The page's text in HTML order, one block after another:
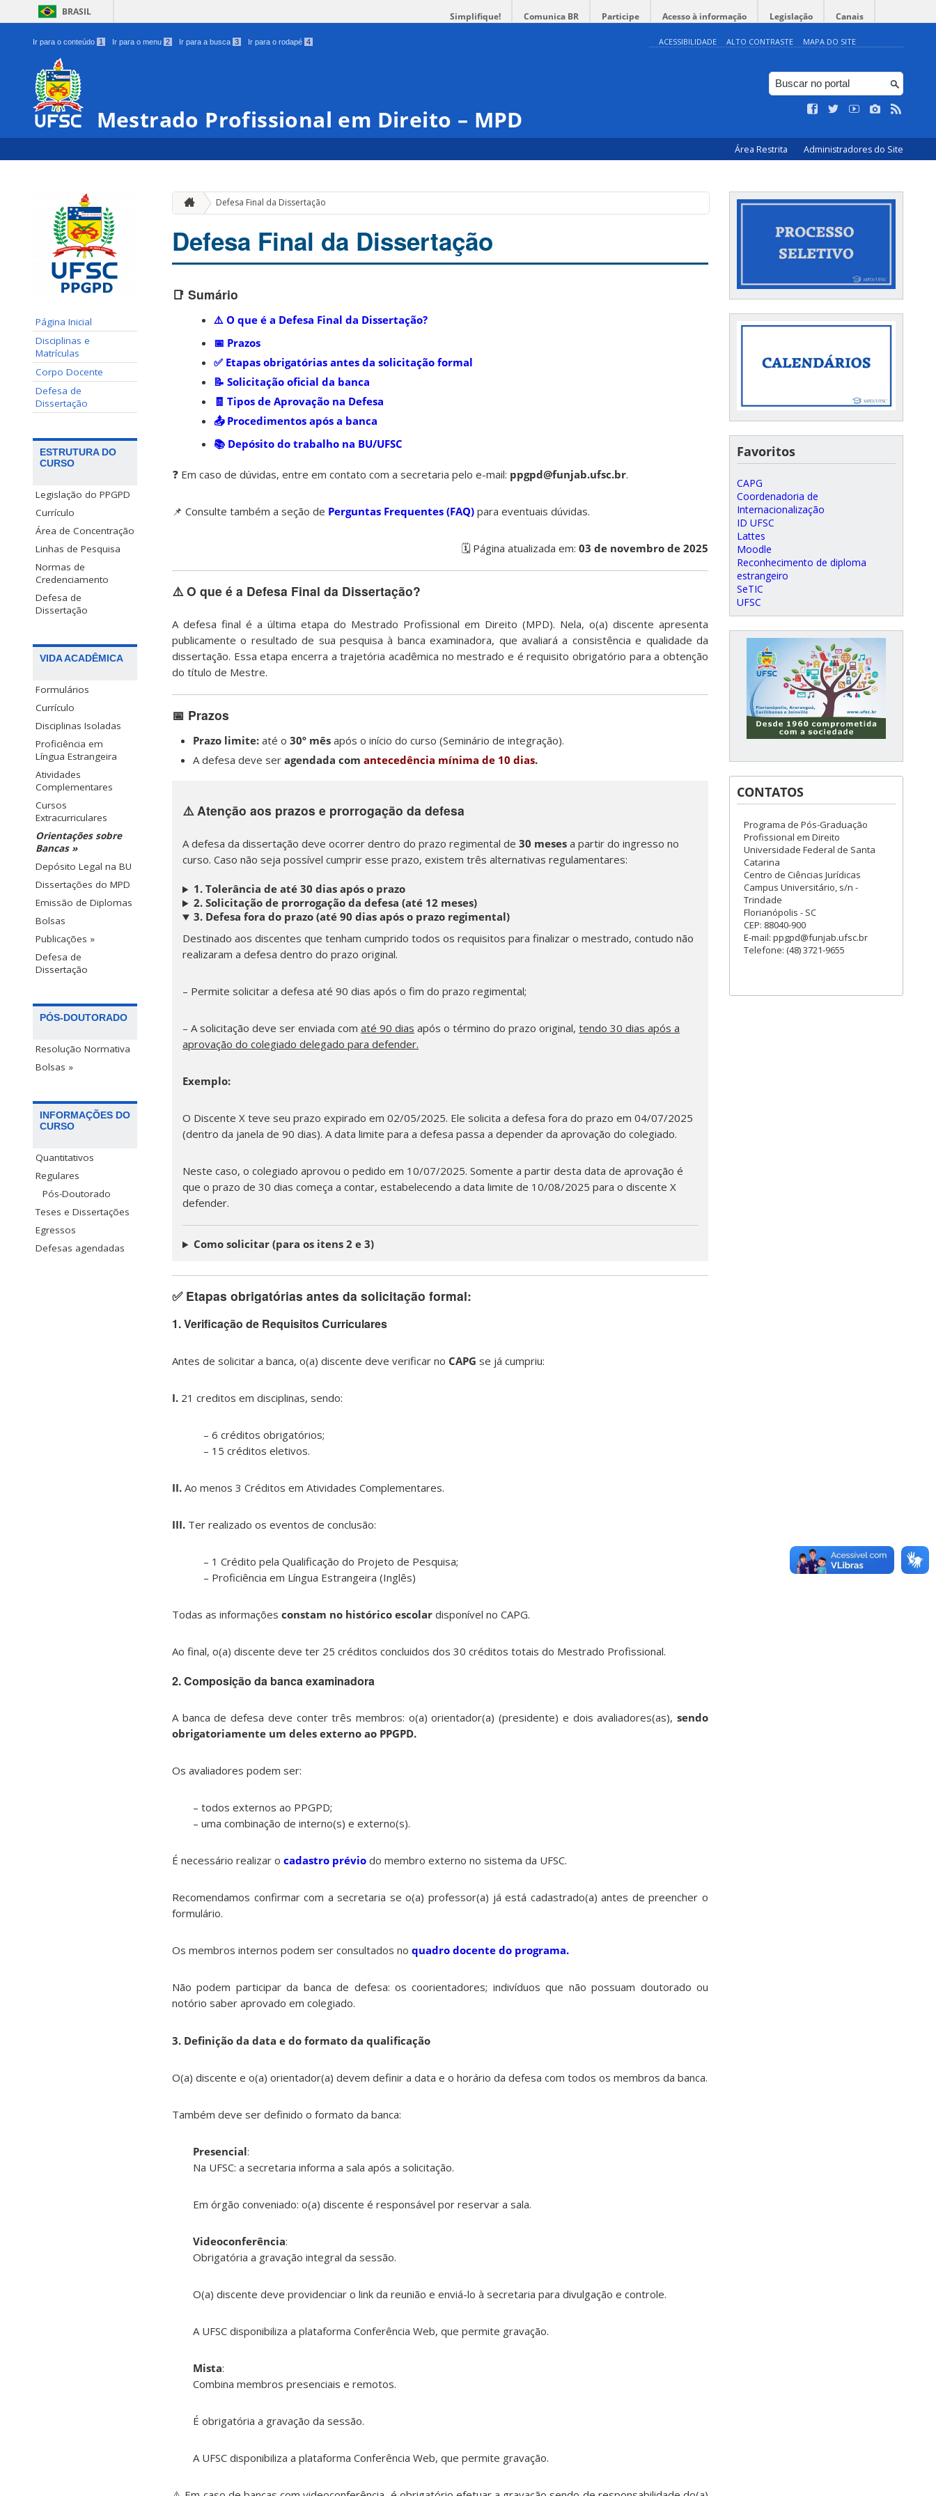
BRASIL Simplifique! Comunica BR Participe Acesso à informação Legislação Canais
Ir para o conteúdo 1 Ir para o menu 2 Ir para a busca 3 Ir para o rodapé 4 ACESSIBILIDADE ALTO CONTRASTE MAPA DO SITE
Mestrado Profissional em Direito – MPD
Área Restrita Administradores do Site
Página Inicial
Disciplinas e
Matrículas
Corpo Docente
Defesa de
Dissertação
ESTRUTURA DO
CURSO
Legislação do PPGPD
Currículo
Área de Concentração
Linhas de Pesquisa
Normas de
Credenciamento
Defesa de
Dissertação
VIDA ACADÊMICA
Formulários
Currículo
Disciplinas Isoladas
Proficiência em
Língua Estrangeira
Atividades
Complementares
Cursos
Extracurriculares
Orientações sobre
Bancas »
Depósito Legal na BU
Dissertações do MPD
Emissão de Diplomas
Bolsas
Publicações »
Defesa de
Dissertação
PÓS-DOUTORADO
Resolução Normativa
Bolsas »
INFORMAÇÕES DO
CURSO
Quantitativos
Regulares
Pós-Doutorado
Teses e Dissertações
Egressos
Defesas agendadas
Defesa Final da Dissertação
Defesa Final da Dissertação
📑 Sumário
⚠️ O que é a Defesa Final da Dissertação?
📅 Prazos
✅ Etapas obrigatórias antes da solicitação formal
📝 Solicitação oficial da banca
🧾 Tipos de Aprovação na Defesa
📤 Procedimentos após a banca
📚 Depósito do trabalho na BU/UFSC
❓ Em caso de dúvidas, entre em contato com a secretaria pelo e-mail: ppgpd@funjab.ufsc.br.
📌 Consulte também a seção de Perguntas Frequentes (FAQ) para eventuais dúvidas.
🗓️ Página atualizada em: 03 de novembro de 2025
⚠️ O que é a Defesa Final da Dissertação?
A defesa final é a última etapa do Mestrado Profissional em Direito (MPD). Nela, o(a) discente apresenta
publicamente o resultado de sua pesquisa à banca examinadora, que avaliará a consistência e qualidade da
dissertação. Essa etapa encerra a trajetória acadêmica no mestrado e é requisito obrigatório para a obtenção
do título de Mestre.
📅 Prazos
Prazo limite: até o 30º mês após o início do curso (Seminário de integração).
A defesa deve ser agendada com antecedência mínima de 10 dias.
⚠️ Atenção aos prazos e prorrogação da defesa
A defesa da dissertação deve ocorrer dentro do prazo regimental de 30 meses a partir do ingresso no
curso. Caso não seja possível cumprir esse prazo, existem três alternativas regulamentares:
1. Tolerância de até 30 dias após o prazo
2. Solicitação de prorrogação da defesa (até 12 meses)
3. Defesa fora do prazo (até 90 dias após o prazo regimental)
Destinado aos discentes que tenham cumprido todos os requisitos para finalizar o mestrado, contudo não
realizaram a defesa dentro do prazo original.
– Permite solicitar a defesa até 90 dias após o fim do prazo regimental;
– A solicitação deve ser enviada com até 90 dias após o término do prazo original, tendo 30 dias após a
aprovação do colegiado delegado para defender.
Exemplo:
O Discente X teve seu prazo expirado em 02/05/2025. Ele solicita a defesa fora do prazo em 04/07/2025
(dentro da janela de 90 dias). A data limite para a defesa passa a depender da aprovação do colegiado.
Neste caso, o colegiado aprovou o pedido em 10/07/2025. Somente a partir desta data de aprovação é
que o prazo de 30 dias começa a contar, estabelecendo a data limite de 10/08/2025 para o discente X
defender.
Como solicitar (para os itens 2 e 3)
✅ Etapas obrigatórias antes da solicitação formal:
1. Verificação de Requisitos Curriculares
Antes de solicitar a banca, o(a) discente deve verificar no CAPG se já cumpriu:
I. 21 creditos em disciplinas, sendo:
– 6 créditos obrigatórios;
– 15 créditos eletivos.
II. Ao menos 3 Créditos em Atividades Complementares.
III. Ter realizado os eventos de conclusão:
– 1 Crédito pela Qualificação do Projeto de Pesquisa;
– Proficiência em Língua Estrangeira (Inglês)
Todas as informações constam no histórico escolar disponível no CAPG.
Ao final, o(a) discente deve ter 25 créditos concluidos dos 30 créditos totais do Mestrado Profissional.
2. Composição da banca examinadora
A banca de defesa deve conter três membros: o(a) orientador(a) (presidente) e dois avaliadores(as), sendo
obrigatoriamente um deles externo ao PPGPD.
Os avaliadores podem ser:
– todos externos ao PPGPD;
– uma combinação de interno(s) e externo(s).
É necessário realizar o cadastro prévio do membro externo no sistema da UFSC.
Recomendamos confirmar com a secretaria se o(a) professor(a) já está cadastrado(a) antes de preencher o
formulário.
Os membros internos podem ser consultados no quadro docente do programa.
Não podem participar da banca de defesa: os coorientadores; indivíduos que não possuam doutorado ou
notório saber aprovado em colegiado.
3. Definição da data e do formato da qualificação
O(a) discente e o(a) orientador(a) devem definir a data e o horário da defesa com todos os membros da banca.
Também deve ser definido o formato da banca:
Presencial:
Na UFSC: a secretaria informa a sala após a solicitação.
Em órgão conveniado: o(a) discente é responsável por reservar a sala.
Videoconferência:
Obrigatória a gravação integral da sessão.
O(a) discente deve providenciar o link da reunião e enviá-lo à secretaria para divulgação e controle.
A UFSC disponibiliza a plataforma Conferência Web, que permite gravação.
Mista:
Combina membros presenciais e remotos.
É obrigatória a gravação da sessão.
A UFSC disponibiliza a plataforma Conferência Web, que permite gravação.
Favoritos
CAPG
Coordenadoria de
Internacionalização
ID UFSC
Lattes
Moodle
Reconhecimento de diploma
estrangeiro
SeTIC
UFSC
CONTATOS
Programa de Pós-Graduação
Profissional em Direito
Universidade Federal de Santa
Catarina
Centro de Ciências Jurídicas
Campus Universitário, s/n -
Trindade
Florianópolis - SC
CEP: 88040-900
E-mail: ppgpd@funjab.ufsc.br
Telefone: (48) 3721-9655